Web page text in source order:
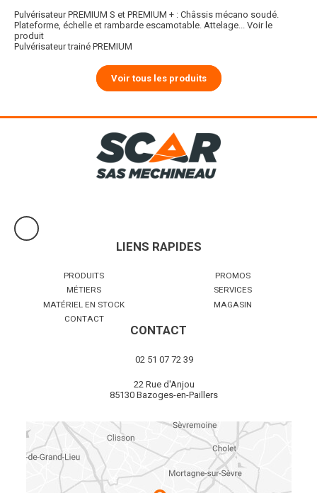
Pulvérisateur PREMIUM S et PREMIUM + : Châssis mécano soudé.
Plateforme, échelle et rambarde escamotable. Attelage... Voir le
produit
Pulvérisateur trainé PREMIUM
Voir tous les produits
LIENS RAPIDES
PRODUITS
PROMOS
MÉTIERS
SERVICES
MATÉRIEL EN STOCK
MAGASIN
CONTACT
CONTACT
02 51 07 72 39
22 Rue d'Anjou
85130 Bazoges-en-Paillers